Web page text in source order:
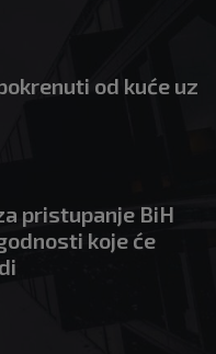
od kuće uz
pristupanje BiH
koje će